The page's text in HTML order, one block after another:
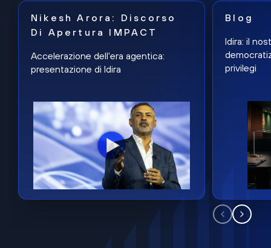
Nikesh Arora: Discorso
Di Apertura IMPACT
Accelerazione dell'era agentica:
presentazione di Idira
Blog
Idira: il
privilegi